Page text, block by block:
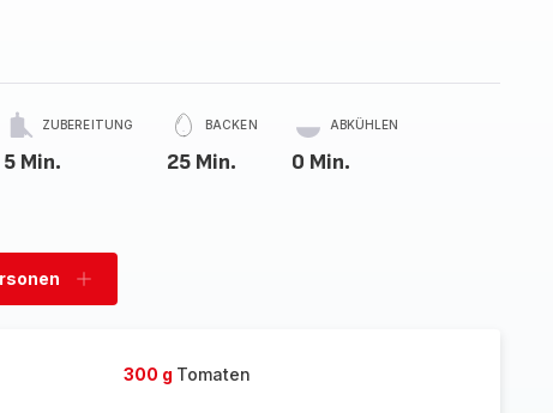
ZUBEREITUNG
5 Min.
BACKEN
25 Min.
ABKÜHLEN
0 Min.
Personen
300 g Tomaten